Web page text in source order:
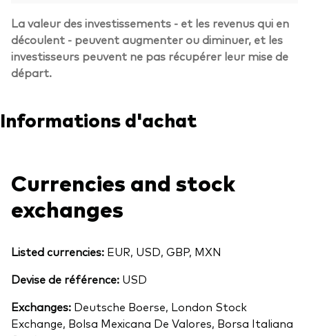
La valeur des investissements - et les revenus qui en
découlent - peuvent augmenter ou diminuer, et les
investisseurs peuvent ne pas récupérer leur mise de
départ.
Informations d'achat
Currencies and stock
exchanges
Listed currencies: EUR, USD, GBP, MXN
Devise de référence: USD
Exchanges: Deutsche Boerse, London Stock
Exchange, Bolsa Mexicana De Valores, Borsa Italiana